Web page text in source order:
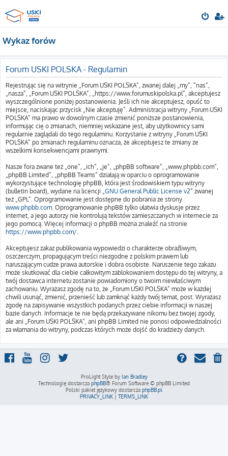
Wykaz forów
Forum USKI POLSKA - Regulamin
Rejestrując się na witrynie „Forum USKI POLSKA”, zwanej dalej „my”, ”nas”,
„nasza”, „Forum USKI POLSKA”, „https://www.forumuskipolska.pl”, akceptujesz
wyszczególnione poniżej postanowienia. Jeśli ich nie akceptujesz, opuść to
miejsce, naciskając przycisk „Nie akceptuję”. Administracja witryny „Forum USKI
POLSKA” ma prawo w dowolnym czasie zmienić poniższe postanowienia,
informując cię o zmianach, niemniej wskazane jest, aby użytkownicy sami
regularnie zaglądali do tego regulaminu. Korzystanie z witryny „Forum USKI
POLSKA” po zmianach regulaminu oznacza, że akceptujesz te zmiany ze
wszelkimi konsekwencjami prawnymi.
Nasze fora zwane też „one”, „ich”, „je”, „phpBB software”, „www.phpbb.com”,
„phpBB Limited”, „phpBB Teams” działają w oparciu o oprogramowanie
wykorzystujące technologię phpBB, która jest środowiskiem typu witryny
(bulletin board), wydane na licencji „GNU General Public License v2” zwanej
też „GPL”. Oprogramowanie jest dostępne do pobrania ze strony
www.phpbb.com. Oprogramowanie phpBB tylko ułatwia dyskusje przez
internet, a jego autorzy nie kontrolują tekstów zamieszczanych w internecie za
jego pomocą. Więcej informacji o phpBB można znaleźć na stronie
https://www.phpbb.com/.
Akceptujesz zakaz publikowania wypowiedzi o charakterze obraźliwym,
oszczerczym, propagującym treści niezgodne z polskim prawem lub
naruszającym cudze prawa autorskie i dobra osobiste. Naruszenie tego zakazu
może skutkować dla ciebie całkowitym zablokowaniem dostępu do tej witryny, a
twój dostawca internetu zostanie powiadomiony o twoim niewłaściwym
zachowaniu. Wyrażasz zgodę na to, że „Forum USKI POLSKA” może w każdej
chwili usunąć, zmienić, przenieść lub zamknąć każdy twój temat, post. Wyrażasz
zgodę na zapisywanie wszystkich podanych przez ciebie informacji w naszej
bazie danych. Informacje te nie będą przekazywane nikomu bez twojej zgody,
ale ani „Forum USKI POLSKA”, ani phpBB Limited nie ponosi odpowiedzialności
za włamania do witryny, podczas których może dojść do kradzieży danych.
ProLight Style by Ian Bradley
Technologię dostarcza phpBB® Forum Software © phpBB Limited
Polski pakiet językowy dostarcza phpBB.pl
PRIVACY_LINK | TERMS_LINK